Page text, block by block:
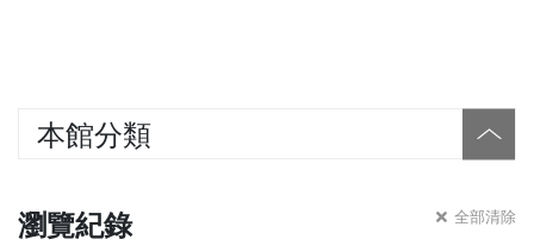
本館分類
瀏覽紀錄 全部清除